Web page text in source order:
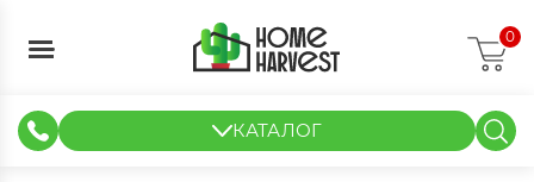
0
КАТАЛОГ